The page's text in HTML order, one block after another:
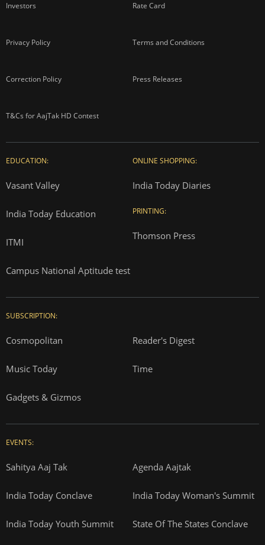
Investors Rate Card
Privacy Policy Terms and Conditions
Correction Policy Press Releases
T&Cs for AajTak HD Contest
EDUCATION:
Vasant Valley
India Today Education
ITMI
Campus National Aptitude test
ONLINE SHOPPING:
India Today Diaries
PRINTING:
Thomson Press
SUBSCRIPTION:
Cosmopolitan Reader's Digest
Music Today Time
Gadgets & Gizmos
EVENTS:
Sahitya Aaj Tak Agenda Aajtak
India Today Conclave India Today Woman's Summit
India Today Youth Summit State Of The States Conclave